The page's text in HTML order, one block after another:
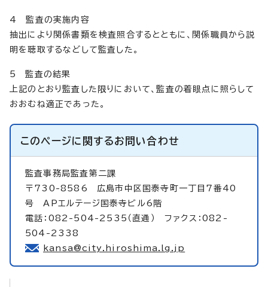
4 監査の実施内容
抽出により関係書類を検査照合するとともに、関係職員から説
明を聴取するなどして監査した。
5 監査の結果
上記のとおり監査した限りにおいて、監査の着眼点に照らして
おおむね適正であった。
このページに関するお問い合わせ
監査事務局監査第二課
〒730-8586 広島市中区国泰寺町一丁目7番40
号 APエルテージ国泰寺ビル6階
電話：082-504-2535（直通） ファクス：082-
504-2338
kansa@city.hiroshima.lg.jp